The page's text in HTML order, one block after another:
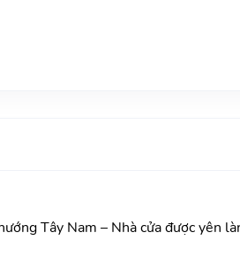
Tây Nam – Nhà cửa được yên